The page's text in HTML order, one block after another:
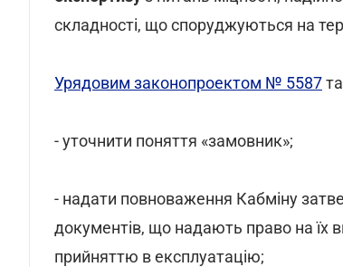
складності, що споруджуються на
Урядовим законопроектом № 5587
- уточнити поняття «замовник»;
- надати повноваження Кабміну
документів, що надають право на їх
прийняттю в експлуатацію;